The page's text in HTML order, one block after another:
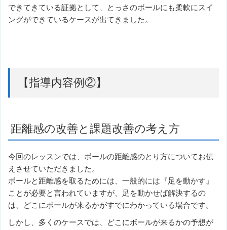
できてきている証拠として、とっさのボールにも柔軟にスイ
ングができているケースが出てきました。
【指導内容例②】
距離感の改善と課題改善の考え方
今回のレッスンでは、ボールの距離感のとり方についてお伝
えさせていただきました。
ボールと距離感を取るためには、一般的には『足を動かす』
ことが必要と言われていますが、足を動かせば解決するの
は、どこにボールが来るかがすでにわかっている場合です。
しかし、多くのケースでは、どこにボールが来るかの予想が